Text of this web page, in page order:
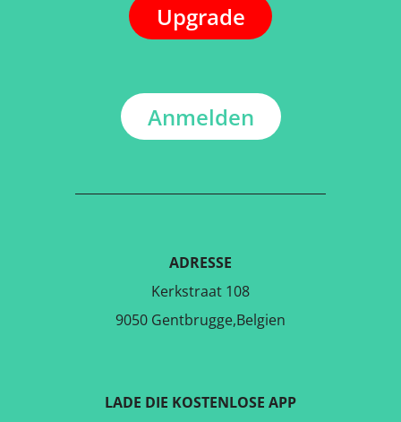
Upgrade
Anmelden
ADRESSE
Kerkstraat 108
9050 Gentbrugge,Belgien
LADE DIE KOSTENLOSE APP